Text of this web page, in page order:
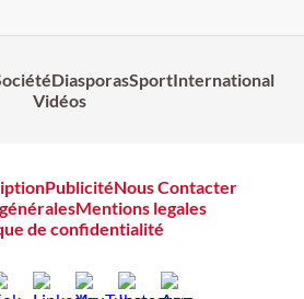
DiasporasSportInternational
Vidéos
PublicitéNous Contacter
Mentions legales
de confidentialité